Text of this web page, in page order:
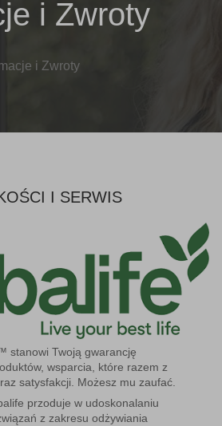
i Zwroty
i Zwroty
I SERWIS
stanowi Twoją gwarancję
wsparcia, które razem z
satysfakcji. Możesz mu zaufać.
przoduje w udoskonalaniu
z zakresu odżywiania